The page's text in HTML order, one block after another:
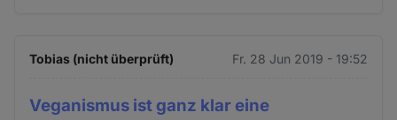
Tobias (nicht überprüft) Fr. 28 Jun 2019 - 19:52
Veganismus ist ganz klar eine